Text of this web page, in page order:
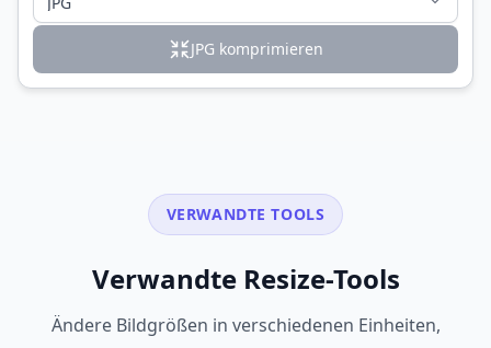
JPG komprimieren
VERWANDTE TOOLS
Verwandte Resize-Tools
Ändere Bildgrößen in verschiedenen Einheiten,